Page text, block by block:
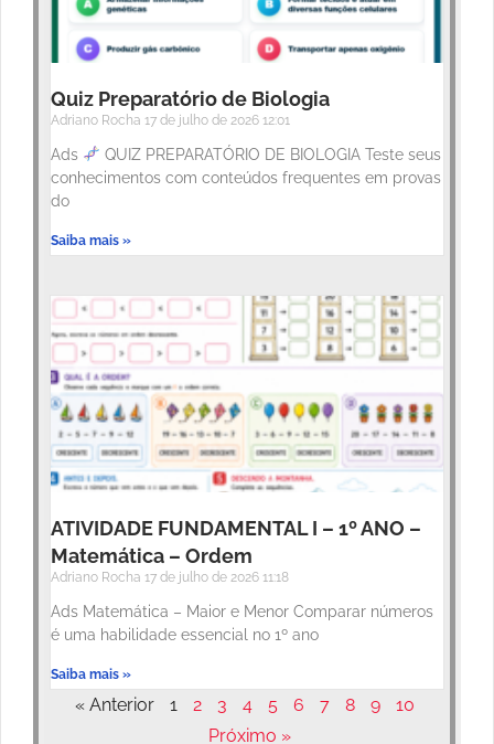
Quiz Preparatório de Biologia
Adriano Rocha 17 de julho de 2026 12:01
Ads
QUIZ PREPARATÓRIO DE BIOLOGIA Teste seus
conhecimentos com conteúdos frequentes em provas
do
Saiba mais »
ATIVIDADE FUNDAMENTAL I – 1º ANO –
Matemática – Ordem
Adriano Rocha 17 de julho de 2026 11:18
Ads Matemática – Maior e Menor Comparar números
é uma habilidade essencial no 1º ano
Saiba mais »
« Anterior 1 2 3 4 5 6 7 8 9
10
Próximo »